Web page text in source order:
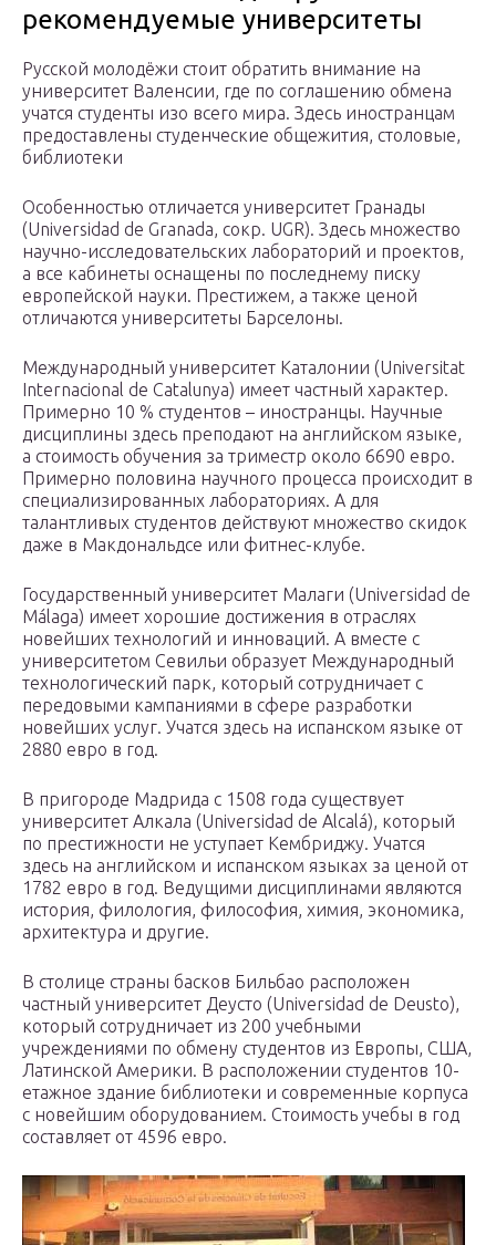
рекомендуемые университеты
Русской молодёжи стоит обратить внимание на
университет Валенсии, где по соглашению обмена
учатся студенты изо всего мира. Здесь иностранцам
предоставлены студенческие общежития, столовые,
библиотеки
Особенностью отличается университет Гранады
(Universidad de Granada, сокр. UGR). Здесь множество
научно-исследовательских лабораторий и проектов,
а все кабинеты оснащены по последнему писку
европейской науки. Престижем, а также ценой
отличаются университеты Барселоны.
Международный университет Каталонии (Universitat
Internacional de Catalunya) имеет частный характер.
Примерно 10 % студентов – иностранцы. Научные
дисциплины здесь преподают на английском языке,
а стоимость обучения за триместр около 6690 евро.
Примерно половина научного процесса происходит в
специализированных лабораториях. А для
талантливых студентов действуют множество скидок
даже в Макдональдсе или фитнес-клубе.
Государственный университет Малаги (Universidad de
Málaga) имеет хорошие достижения в отраслях
новейших технологий и инноваций. А вместе с
университетом Севильи образует Международный
технологический парк, который сотрудничает с
передовыми кампаниями в сфере разработки
новейших услуг. Учатся здесь на испанском языке от
2880 евро в год.
В пригороде Мадрида с 1508 года существует
университет Алкала (Universidad de Alcalá), который
по престижности не уступает Кембриджу. Учатся
здесь на английском и испанском языках за ценой от
1782 евро в год. Ведущими дисциплинами являются
история, филология, философия, химия, экономика,
архитектура и другие.
В столице страны басков Бильбао расположен
частный университет Деусто (Universidad de Deusto),
который сотрудничает из 200 учебными
учреждениями по обмену студентов из Европы, США,
Латинской Америки. В расположении студентов 10-
етажное здание библиотеки и современные корпуса
с новейшим оборудованием. Стоимость учебы в год
составляет от 4596 евро.